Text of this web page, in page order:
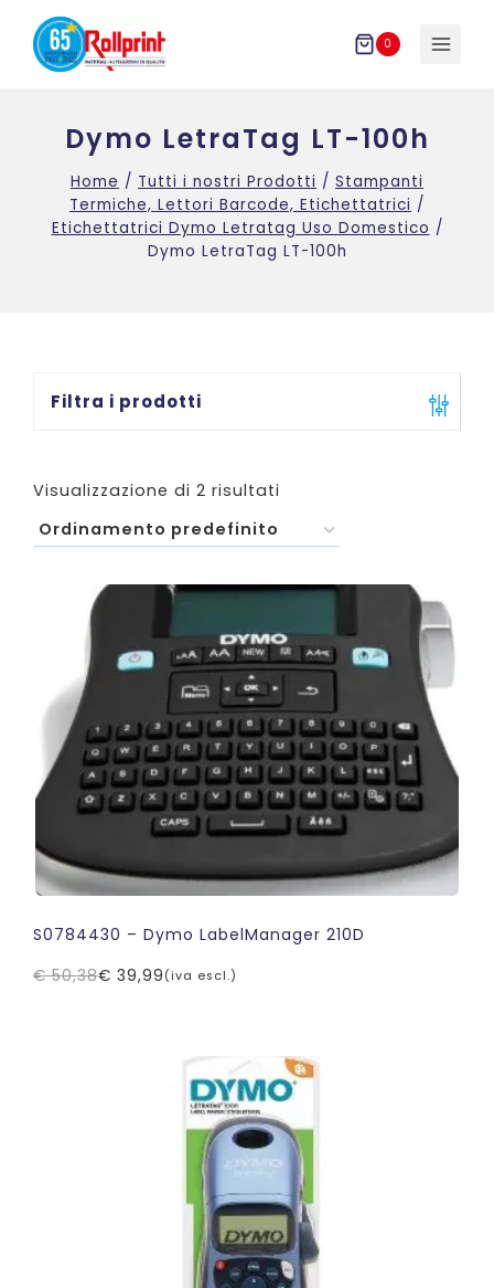
Salta
contenuto
0
Dymo LetraTag LT-100h
Home / Tutti i nostri Prodotti / Stampanti
Termiche, Lettori Barcode, Etichettatrici /
Etichettatrici Dymo Letratag Uso Domestico /
Dymo LetraTag LT-100h
Visualizzazione di 2 risultati
S0784430 – Dymo LabelManager 210D
€50,38
Il
€ 39,99
Il
(iva escl.)
Filtra i prodotti